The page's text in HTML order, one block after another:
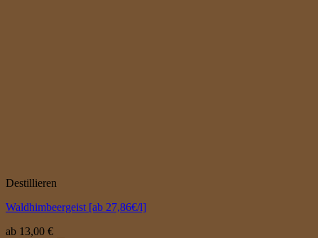
Destillieren
Waldhimbeergeist [ab 27,86€/l]
ab 13,00 €